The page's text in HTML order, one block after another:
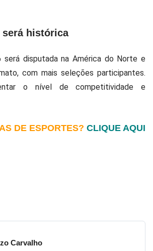
será histórica
será disputada na América do Norte e
com mais seleções participantes.
o nível de competitividade e
DE ESPORTES? CLIQUE AQUI
Carvalho